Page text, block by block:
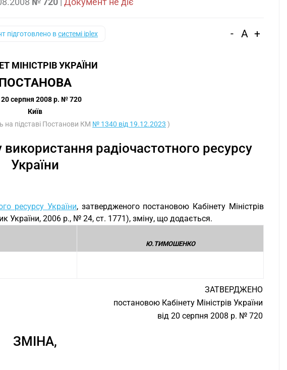
підготовлено всистемі iplex - A +
МІНІСТРІВ УКРАЇНИ
20 серпня 2008 р. № 720
Київ
на підставі Постанови КМ № 1340 від 19.12.2023 )
радіочастотного ресурсу
України
ресурсу України, затвердженого постановою Кабінету Міністрів
України, 2006 р., № 24, ст. 1771), зміну, що додається.
Ю.ТИМОШЕНКО
ЗАТВЕРДЖЕНО
постановою Кабінету Міністрів України
від 20 серпня 2008 р. № 720
ЗМІНА,